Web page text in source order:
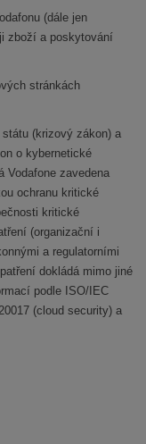
(dále jen
zboží a poskytování
stránkách
(krizový zákon) a
o kybernetické
Vodafone zavedena
ochranu kritické
kritické
(organizační i
a regulatorními
dokládá mimo jiné
podle ISO/IEC
(cloud security) a